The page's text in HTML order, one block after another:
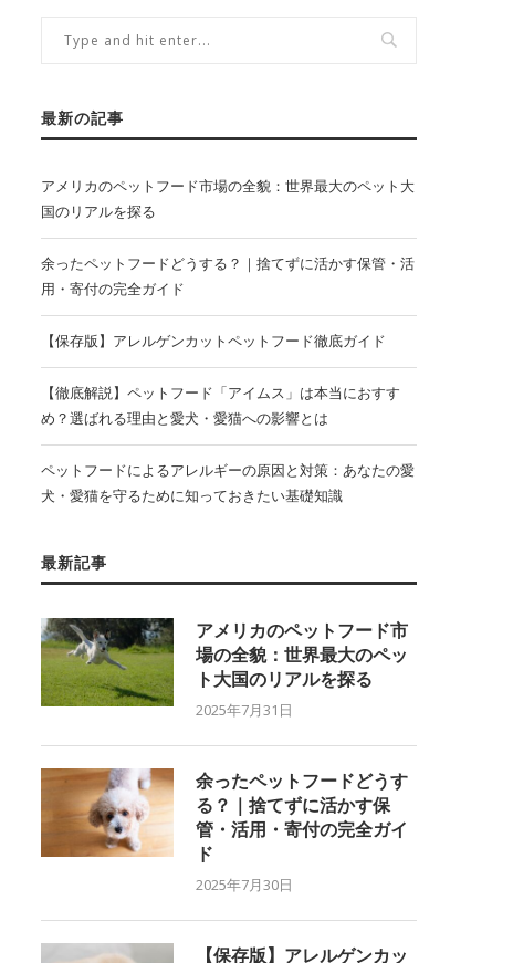
最新の記事
アメリカのペットフード市場の全貌：世界最大のペット大
国のリアルを探る
余ったペットフードどうする？｜捨てずに活かす保管・活
用・寄付の完全ガイド
【保存版】アレルゲンカットペットフード徹底ガイド
【徹底解説】ペットフード「アイムス」は本当におすす
め？選ばれる理由と愛犬・愛猫への影響とは
ペットフードによるアレルギーの原因と対策：あなたの愛
犬・愛猫を守るために知っておきたい基礎知識
最新記事
アメリカのペットフード市
場の全貌：世界最大のペッ
ト大国のリアルを探る
2025年7月31日
余ったペットフードどうす
る？｜捨てずに活かす保
管・活用・寄付の完全ガイ
ド
2025年7月30日
【保存版】アレルゲンカッ